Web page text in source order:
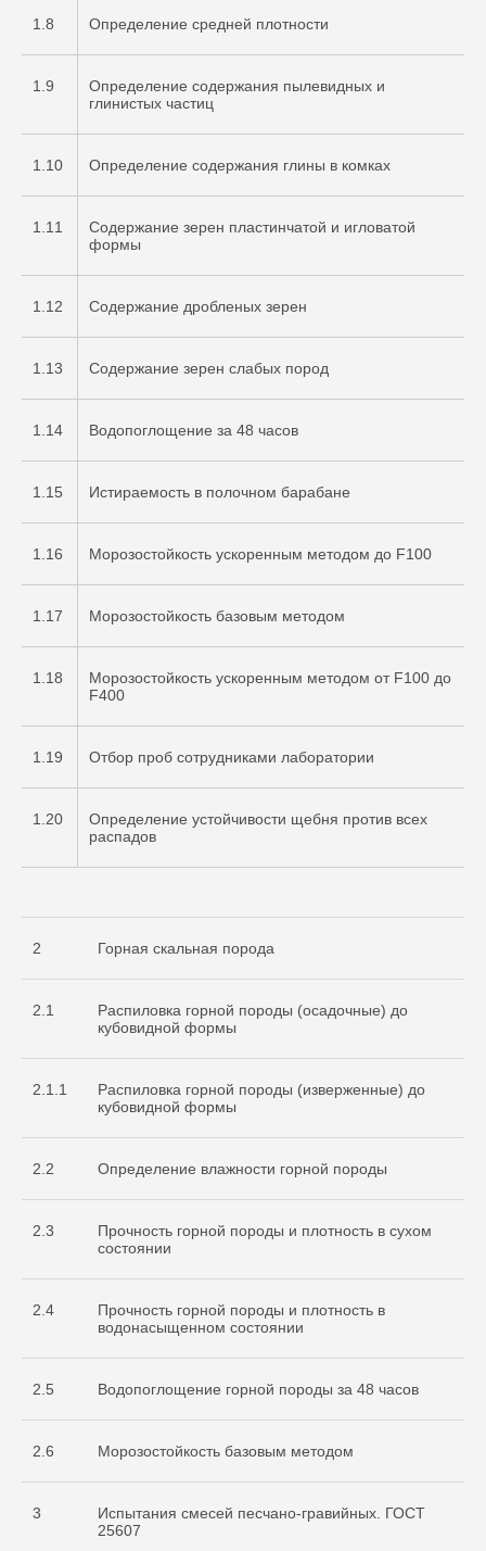
1.8 Определение средней плотности
1.9
Определение содержания пылевидных и
глинистых частиц
1.10 Определение содержания глины в комках
1.11
Содержание зерен пластинчатой и игловатой
формы
1.12 Содержание дробленых зерен
1.13 Содержание зерен слабых пород
1.14 Водопоглощение за 48 часов
1.15 Истираемость в полочном барабане
1.16 Морозостойкость ускоренным методом до F100
1.17 Морозостойкость базовым методом
1.18
Морозостойкость ускоренным методом от F100 до
F400
1.19 Отбор проб сотрудниками лаборатории
1.20
Определение устойчивости щебня против всех
распадов
2 Горная скальная порода
2.1
Распиловка горной породы (осадочные) до
кубовидной формы
2.1.1
Распиловка горной породы (изверженные) до
кубовидной формы
2.2 Определение влажности горной породы
2.3
Прочность горной породы и плотность в сухом
состоянии
2.4
Прочность горной породы и плотность в
водонасыщенном состоянии
2.5 Водопоглощение горной породы за 48 часов
2.6 Морозостойкость базовым методом
3
Испытания смесей песчано-гравийных. ГОСТ
25607